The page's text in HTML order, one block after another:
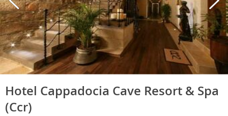
Hotel Cappadocia Cave Resort & Spa
(Ccr)